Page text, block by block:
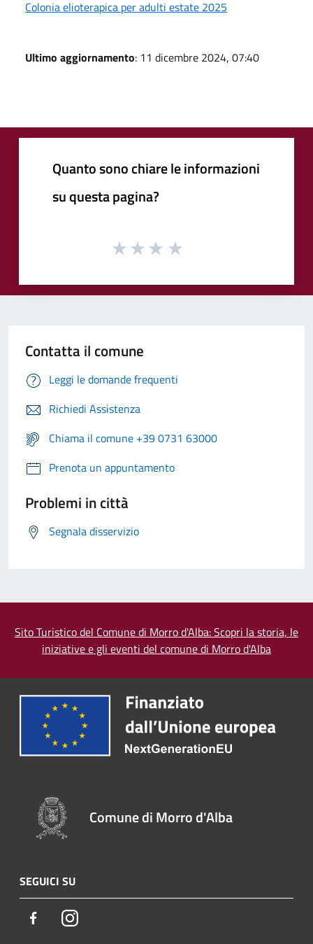
Colonia elioterapica per adulti estate 2025
Ultimo aggiornamento: 11 dicembre 2024, 07:40
Quanto sono chiare le informazioni
su questa pagina?
Contatta il comune
Leggi le domande frequenti
Richiedi Assistenza
Chiama il comune +39 0731 63000
Prenota un appuntamento
Problemi in città
Segnala disservizio
Sito Turistico del Comune di Morro d'Alba: Scopri la storia, le
iniziative e gli eventi del comune di Morro d'Alba
Comune di Morro d'Alba
SEGUICI SU
FacebookInstagram